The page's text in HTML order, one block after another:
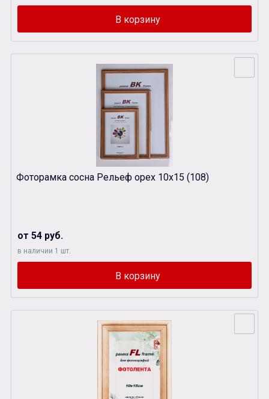
Фоторамка сосна Рельеф орех 10х15 (108)
от 54 руб.
в наличии 1 шт.